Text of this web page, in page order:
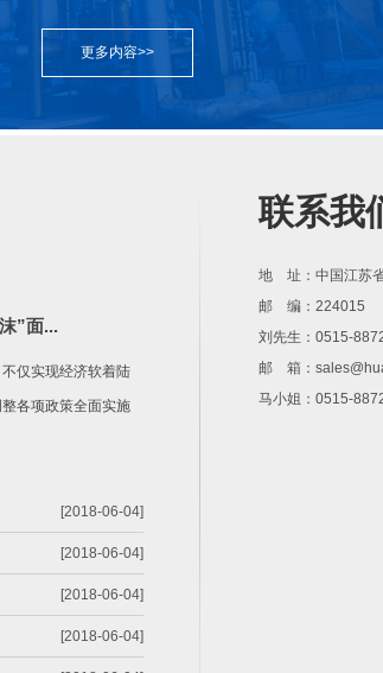
更多内容>>
”面...
仅实现经济软着陆
各项政策全面实施
[2018-06-04]
[2018-06-04]
[2018-06-04]
[2018-06-04]
联系我
地 址：中国江苏
邮 编：224015
刘先生：0515-
邮 箱：
马小姐：0515-